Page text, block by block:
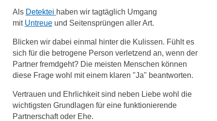
Als Detektei haben wir tagtäglich Umgang
mit Untreueund Seitensprüngen aller Art.
Blicken wir dabei einmal hinter die Kulissen. Fühlt es
sich für die betrogene Person verletzend an, wenn der
Partner fremdgeht? Die meisten Menschen können
diese Frage wohl mit einem klaren "Ja" beantworten.
Vertrauen und Ehrlichkeit sind neben Liebe wohl die
wichtigsten Grundlagen für eine funktionierende
Partnerschaft oder Ehe.